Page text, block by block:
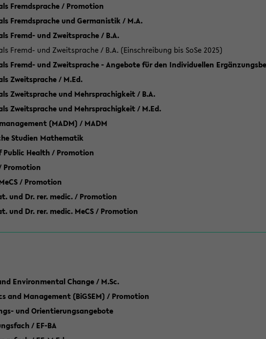
Fremdsprache / Promotion
Fremdsprache und Germanistik / M.A.
Fremd- und Zweitsprache / B.A.
Fremd- und Zweitsprache / B.A. (Einschreibung bis SoSe 2025)
Fremd- und Zweitsprache - Angebote für den Individuellen
Zweitsprache / M.Ed.
Zweitsprache und Mehrsprachigkeit / B.A.
Zweitsprache und Mehrsprachigkeit / M.Ed.
(MADM) / MADM
Studien Mathematik
Public Health / Promotion
Promotion
/ Promotion
und Dr. rer. medic. / Promotion
und Dr. rer. medic. MeCS / Promotion
Environmental Change / M.Sc.
and Management (BiGSEM) / Promotion
und Orientierungsangebote
/ EF-BA